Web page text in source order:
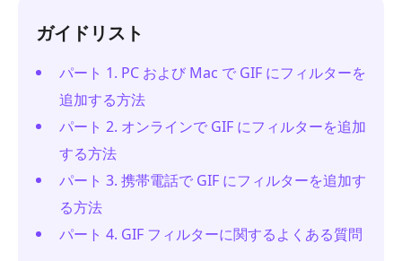
ガイドリスト
パート 1. PC および Mac で GIF にフィルターを
追加する方法
パート 2. オンラインで GIF にフィルターを追加
する方法
パート 3. 携帯電話で GIF にフィルターを追加す
る方法
パート 4. GIF フィルターに関するよくある質問